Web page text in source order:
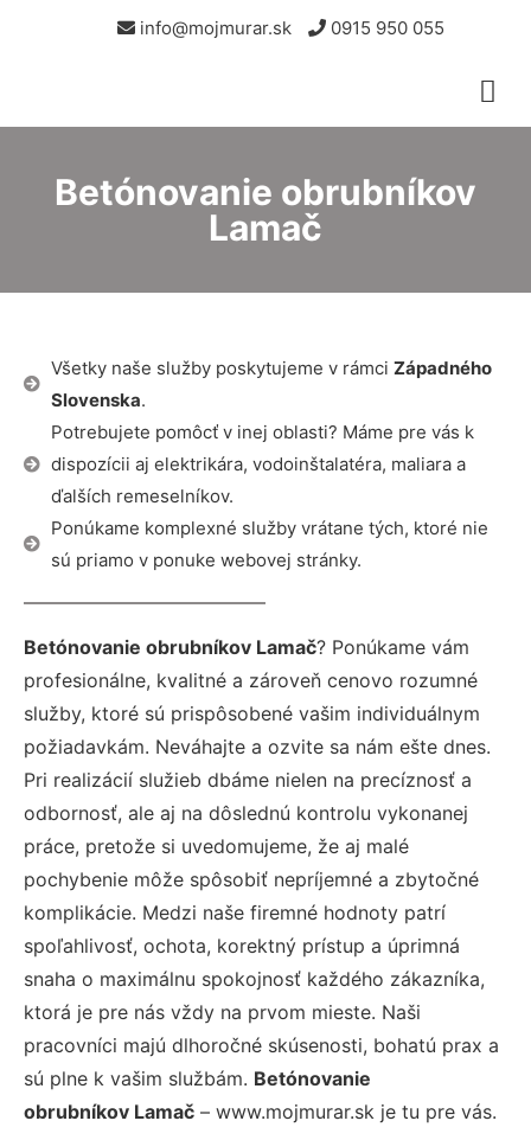
info@mojmurar.sk 0915 950 055
Betónovanie obrubníkov
Lamač
Všetky naše služby poskytujeme v rámci Západného
Slovenska.
Potrebujete pomôcť v inej oblasti? Máme pre vás k
dispozícii aj elektrikára, vodoinštalatéra, maliara a
ďalších remeselníkov.
Ponúkame komplexné služby vrátane tých, ktoré nie
sú priamo v ponuke webovej stránky.
Betónovanie obrubníkov Lamač? Ponúkame vám
profesionálne, kvalitné a zároveň cenovo rozumné
služby, ktoré sú prispôsobené vašim individuálnym
požiadavkám. Neváhajte a ozvite sa nám ešte dnes.
Pri realizácií služieb dbáme nielen na precíznosť a
odbornosť, ale aj na dôslednú kontrolu vykonanej
práce, pretože si uvedomujeme, že aj malé
pochybenie môže spôsobiť nepríjemné a zbytočné
komplikácie. Medzi naše firemné hodnoty patrí
spoľahlivosť, ochota, korektný prístup a úprimná
snaha o maximálnu spokojnosť každého zákazníka,
ktorá je pre nás vždy na prvom mieste. Naši
pracovníci majú dlhoročné skúsenosti, bohatú prax a
sú plne k vašim službám. Betónovanie
obrubníkov Lamač – www.mojmurar.sk je tu pre vás.